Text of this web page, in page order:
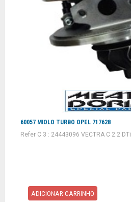
60057 MIOLO TURBO OPEL 717628
Refer C 3 : 24443096 VECTRA C 2.2 DTi
ADICIONAR CARRINHO